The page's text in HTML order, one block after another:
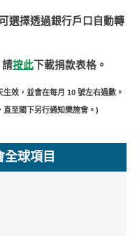
選擇透過銀行戶口自動轉
請按此下載捐款表格。
效，並會在每月 10 號左右過數。
至閣下另行通知樂施會。)
球項目